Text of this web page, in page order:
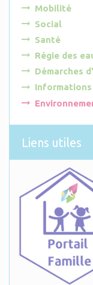
Mobilité
Social
Santé
Régie des
Démarches
Liens utiles